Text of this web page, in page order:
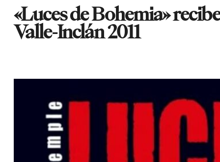
«Luces de Bohemia»
Valle-Inclán 2011